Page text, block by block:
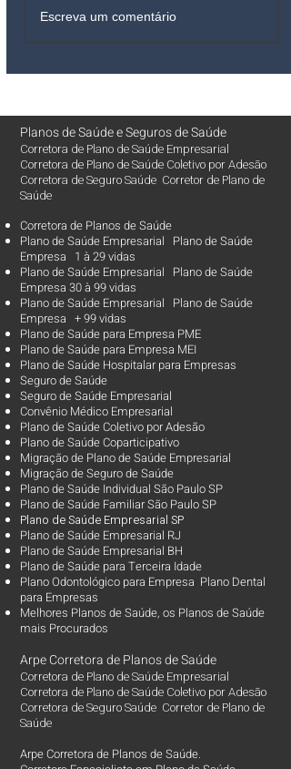
Escreva um comentário
Planos de SaúdeeSeguros de Saúde
Corretora de Plano de Saúde Empresarial
Corretora de Plano de Saúde Coletivo por Adesão
Corretora de Seguro Saúde Corretor de Plano de
Saúde
Corretora de Planos de Saúde
Plano de Saúde Empresarial Plano de Saúde
Empresa 1 à 29 vidas
Plano de Saúde Empresarial Plano de Saúde
Empresa 30 à 99 vidas ​
Plano de Saúde Empresarial Plano de Saúde
Empresa + 99 vidas
Plano de Saúde para Empresa PME
Plano de Saúde para Empresa MEI
Plano de Saúde Hospitalar para Empresas
Seguro de Saúde
Seguro de Saúde Empresarial
Convênio Médico Empresarial
Plano de Saúde Coletivo por Adesão
Plano de Saúde Coparticipativo
Migração de Plano de Saúde Empresarial
Migração de Seguro de Saúde
Plano de Saúde Individual São Paulo SP
Plano de Saúde Familiar São Paulo SP
Plano de Saúde Empresarial SP
Plano de Saúde Empresarial RJ
Plano de Saúde Empresarial BH
Plano de Saúde para Terceira Idade
Plano Odontológico para Empresa Plano Dental
para Empresas
Melhores Planos de Saúde, os Planos de Saúde
mais Procurados​
Arpe Corretora de Planos de Saúde
Corretora de Plano de Saúde Empresarial
Corretora de Plano de Saúde Coletivo por Adesão
Corretora de Seguro Saúde Corretor de Plano de
Saúde
Arpe Corretora de Planos de Saúde.